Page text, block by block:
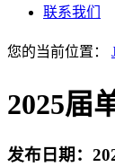
联系我们
您的当前位置：
2025届
发布日期：